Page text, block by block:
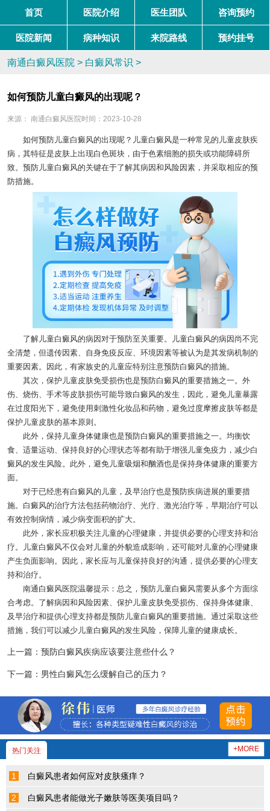
首页 医院介绍 医生团队 咨询预约
医院新闻 病种知识 来院路线 预约挂号
南通白癜风医院 > 白癜风常识 >
如何预防儿童白癜风的出现呢？
来源： 南通白癜风医院时间：2023-10-28
如何预防儿童白癜风的出现呢？儿童白癜风是一种常见的儿童皮肤疾
病，其特征是皮肤上出现白色斑块，由于色素细胞的损失或功能障碍所
致。预防儿童白癜风的关键在于了解其病因和风险因素，并采取相应的预
防措施。
了解儿童白癜风的病因对于预防至关重要。儿童白癜风的病因尚不完
全清楚，但遗传因素、自身免疫反应、环境因素等被认为是其发病机制的
重要因素。因此，有家族史的儿童应特别注意预防白癜风的措施。
其次，保护儿童皮肤免受损伤也是预防白癜风的重要措施之一。外
伤、烧伤、手术等皮肤损伤可能导致白癜风的发生，因此，避免儿童暴露
在过度阳光下，避免使用刺激性化妆品和药物，避免过度摩擦皮肤等都是
保护儿童皮肤的基本原则。
此外，保持儿童身体健康也是预防白癜风的重要措施之一。均衡饮
食、适量运动、保持良好的心理状态等都有助于增强儿童免疫力，减少白
癜风的发生风险。此外，避免儿童吸烟和酗酒也是保持身体健康的重要方
面。
对于已经患有白癜风的儿童，及早治疗也是预防疾病进展的重要措
施。白癜风的治疗方法包括药物治疗、光疗、激光治疗等，早期治疗可以
有效控制病情，减少病变面积的扩大。
此外，家长应积极关注儿童的心理健康，并提供必要的心理支持和治
疗。儿童白癜风不仅会对儿童的外貌造成影响，还可能对儿童的心理健康
产生负面影响。因此，家长应与儿童保持良好的沟通，提供必要的心理支
持和治疗。
南通白癜风医院温馨提示：总之，预防儿童白癜风需要从多个方面综
合考虑。了解病因和风险因素、保护儿童皮肤免受损伤、保持身体健康、
及早治疗和提供心理支持都是预防儿童白癜风的重要措施。通过采取这些
措施，我们可以减少儿童白癜风的发生风险，保障儿童的健康成长。
上一篇： 预防白癜风疾病应该要注意些什么？
下一篇： 男性白癜风怎么缓解自己的压力？
热门关注 +MORE
1 白癜风患者如何应对皮肤瘙痒？
2 白癜风患者能做光子嫩肤等医美项目吗？